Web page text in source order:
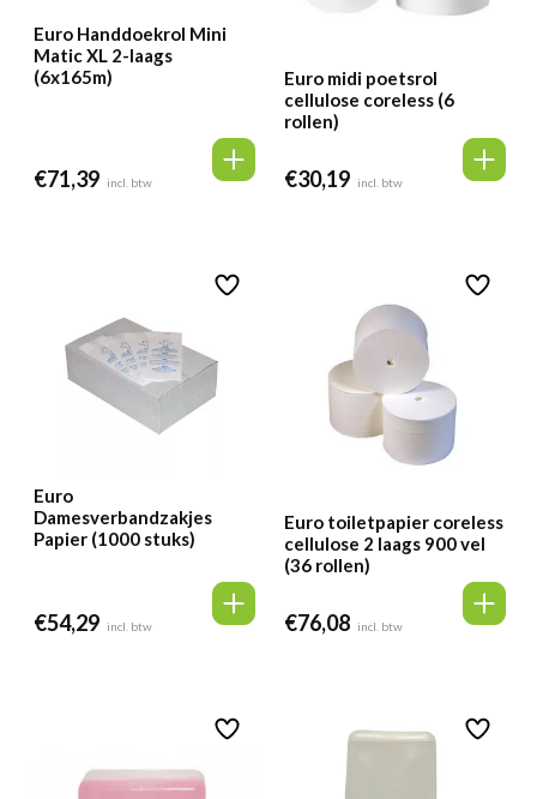
Euro Handdoekrol Mini
Matic XL 2-laags
(6x165m)
€71,39 incl. btw
Euro midi poetsrol
cellulose coreless (6
rollen)
€30,19 incl. btw
Euro
Damesverbandzakjes
Papier (1000 stuks)
€54,29 incl. btw
Euro toiletpapier coreless
cellulose 2 laags 900 vel
(36 rollen)
€76,08 incl. btw